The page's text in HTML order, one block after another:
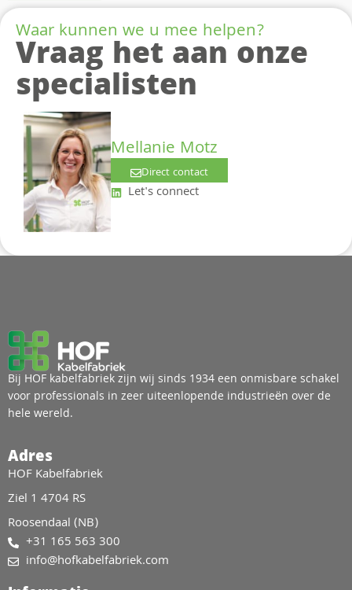
Waar kunnen we u mee helpen?
Vraag het aan onze
specialisten
Mellanie Motz
Direct contact
Let's connect
Bij HOF kabelfabriek zijn wij sinds 1934 een onmisbare schakel
voor professionals in zeer uiteenlopende industrieën over de
hele wereld.
Adres
HOF Kabelfabriek
Ziel 1 4704 RS
Roosendaal (NB)
+31 165 563 300
info@hofkabelfabriek.com